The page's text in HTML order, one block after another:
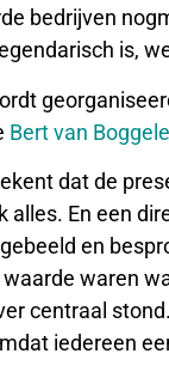
bedrijven
is,
Bert van
dat de
alles. En een
en
waren
centraal
iedereen